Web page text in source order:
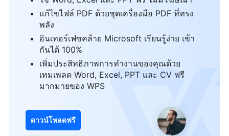
แก้ไขไฟล์ PDF ด้วยชุดเครื่องมือ PDF ที่ทรง
พลัง
อินเทอร์เฟซคล้าย Microsoft เรียนรู้ง่าย เข้า
กันได้ 100%
เพิ่มประสิทธิภาพการทำงานของคุณด้วย
เทมเพลต Word, Excel, PPT และ CV ฟรี
มากมายของ WPS
ดาวน์โหลดฟรี